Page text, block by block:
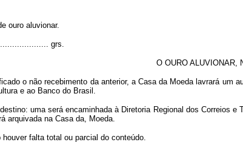
ouro aluvionar.
grs.
O OURO ALUVIONAR,
o não recebimento da anterior, a Casa da Moeda lavrará
e ao Banco do Brasil.
uma será encaminhada à Diretoria Regional dos Correios
arquivada na Casa da, Moeda.
falta total ou parcial do conteúdo.